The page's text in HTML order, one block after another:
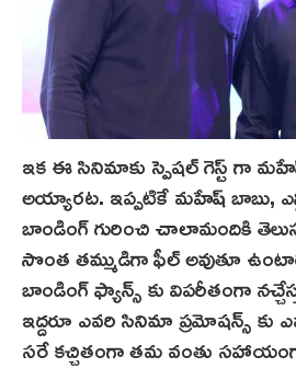
ఇక ఈ సినిమాకు స్పెషల్ గెస్ట్ గా
అయ్యారట. ఇప్పటికే మహేష్ బాబు,
బాండింగ్ గురించి చాలామందికి
సొంత తమ్ముడిగా ఫీల్ అవుతూ
బాండింగ్ ఫ్యాన్స్ కు విపరీతంగా
ఇద్దరూ ఎవరి సినిమా ప్రమోషన్స్ కు
సరే కచ్చితంగా తమ వంతు